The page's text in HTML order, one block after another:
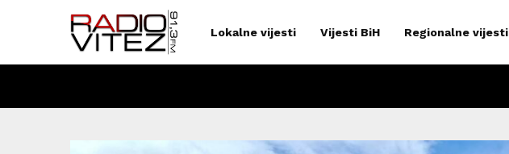
Lokalne vijesti Vijesti BiH Regionalne vijesti